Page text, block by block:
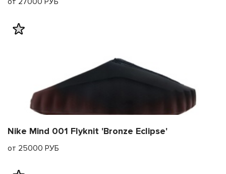
Nike Mind 001 Flyknit 'Bronze Eclipse'
от 25000 РУБ